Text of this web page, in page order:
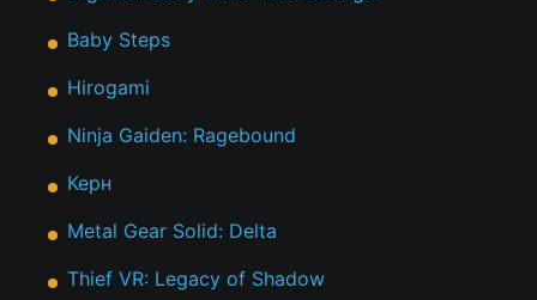
Baby Steps
Hirogami
Ninja Gaiden: Ragebound
Керн
Metal Gear Solid: Delta
Thief VR: Legacy of Shadow